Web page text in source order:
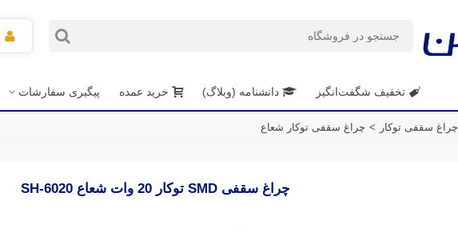
تخفیف شگفت‌انگیز دانشنامه (وبلاگ) خرید عمده پیگیری سفارشات
چراغ سقفی توکار > چراغ سقفی توکار شعاع
چراغ سقفی SMD توکار 20 وات شعاع SH-6020